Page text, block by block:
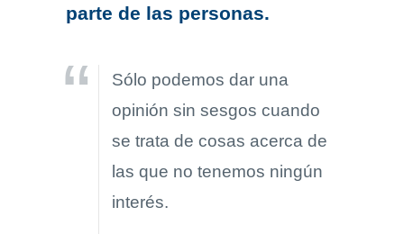
parte de las personas.
Sólo podemos dar una
opinión sin sesgos cuando
se trata de cosas acerca de
las que no tenemos ningún
interés.